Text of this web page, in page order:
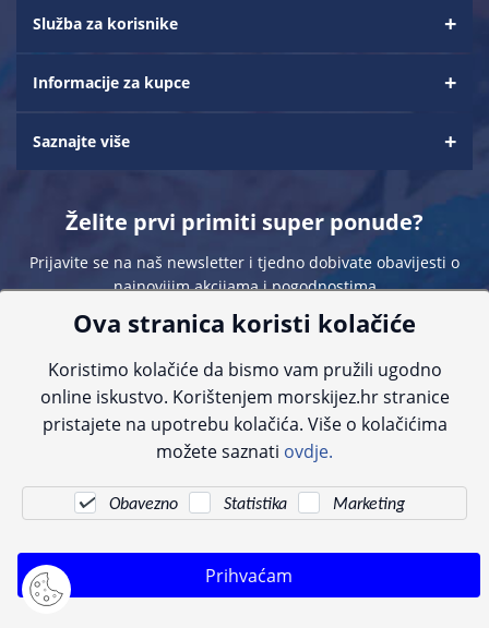
Služba za korisnike
Informacije za kupce
Saznajte više
Želite prvi primiti super ponude?
Prijavite se na naš newsletter i tjedno dobivate obavijesti o
najnovijim akcijama i pogodnostima
Sve navedene cijene sadrže PDV. Pokušavamo osigurati što preciznije
informacije, ali zbog tehnoloških ograničenja ne možemo garantirati potpunu
kontaktirajte nas putem telefona:+385 23 231 761ili e-maila:info@morskijez.hr
Ova stranica koristi kolačiće
Koristimo kolačiće da bismo vam pružili ugodno
online iskustvo. Korištenjem morskijez.hr stranice
pristajete na upotrebu kolačića. Više o kolačićima
možete saznati ovdje.
Obavezno Statistika Marketing
Prihvaćam